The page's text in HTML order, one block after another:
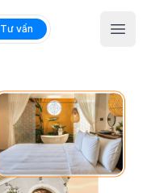
Tư vấn